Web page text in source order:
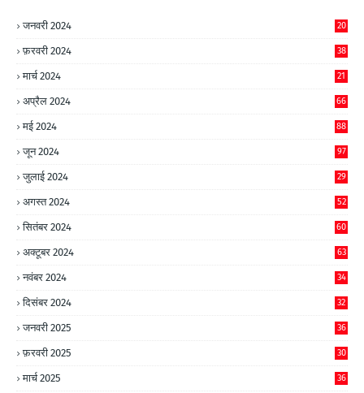
जनवरी 2024 20
फ़रवरी 2024 38
मार्च 2024 21
अप्रैल 2024 66
मई 2024 88
जून 2024 97
जुलाई 2024 29
अगस्त 2024 52
सितंबर 2024 60
अक्टूबर 2024 63
नवंबर 2024 34
दिसंबर 2024 32
जनवरी 2025 36
फ़रवरी 2025 30
मार्च 2025 36